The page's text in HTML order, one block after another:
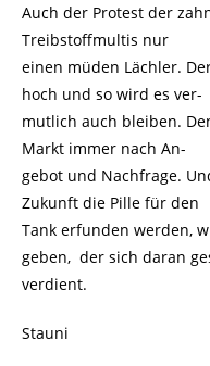
Auch der Protest der
Treibstoffmultis nur
einen müden Lächler.
hoch und so wird es ver-
mutlich auch bleiben.
Markt immer nach An-
gebot und Nachfrage.
Zukunft die Pille für den
Tank erfunden werden,
geben, der sich daran
verdient.
Stauni